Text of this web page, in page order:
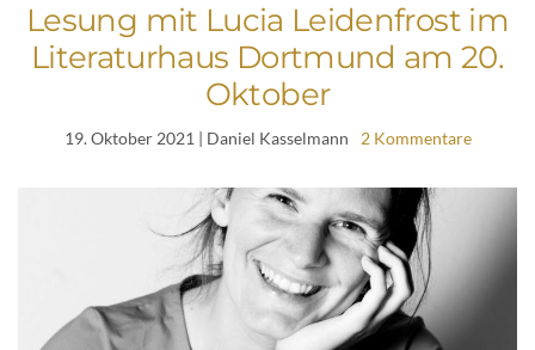
Lesung mit Lucia Leidenfrost im
Literaturhaus Dortmund am 20.
Oktober
19. Oktober 2021 | Daniel Kasselmann 2 Kommentare